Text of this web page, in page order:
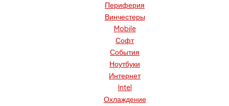
Периферия
Винчестеры
Mobile
Софт
События
Ноутбуки
Интернет
Intel
Охлаждение